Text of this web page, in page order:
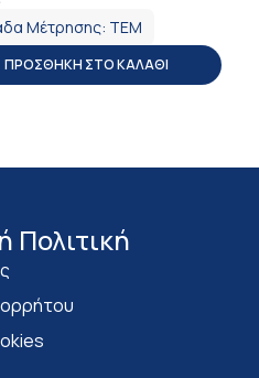
Μέτρησης: ΤΕΜ
ΠΡΟΣΘΉΚΗ ΣΤΟ ΚΑΛΆΘΙ
Πολιτική